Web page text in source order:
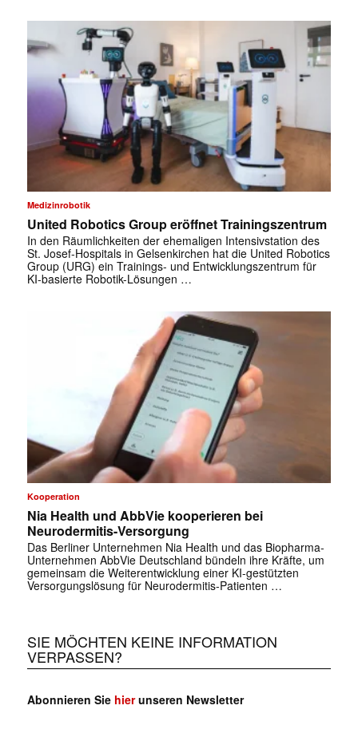
Medizinrobotik
United Robotics Group eröffnet Trainingszentrum
In den Räumlichkeiten der ehemaligen Intensivstation des
St. Josef-Hospitals in Gelsenkirchen hat die United Robotics
Group (URG) ein Trainings- und Entwicklungszentrum für
KI-basierte Robotik-Lösungen …
Kooperation
Nia Health und AbbVie kooperieren bei
Neurodermitis-Versorgung
Das Berliner Unternehmen Nia Health und das Biopharma-
Unternehmen AbbVie Deutschland bündeln ihre Kräfte, um
gemeinsam die Weiterentwicklung einer KI-gestützten
Versorgungslösung für Neurodermitis-Patienten …
SIE MÖCHTEN KEINE INFORMATION
VERPASSEN?
Abonnieren Sie hierunseren Newsletter